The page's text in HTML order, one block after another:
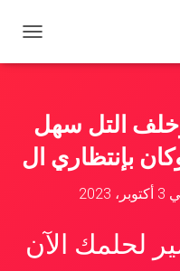
ب
ت
التل سهل
بإنتظاري ال
3 أكتوبر، 2023
لحلمك الآن